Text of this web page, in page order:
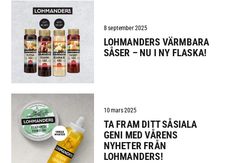
8 september 2025
LOHMANDERS VÄRMBARA
SÅSER – NU I NY FLASKA!
10 mars 2025
TA FRAM DITT SÅSIALA
GENI MED VÅRENS
NYHETER FRÅN
LOHMANDERS!